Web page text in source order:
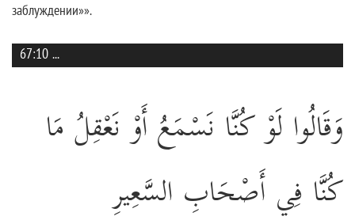
заблуждении»».
67:10 ...
وَقَالُوا لَوْ كُنَّا نَسْمَعُ أَوْ نَعْقِلُ مَا
كُنَّا فِي أَصْحَابِ السَّعِيرِ